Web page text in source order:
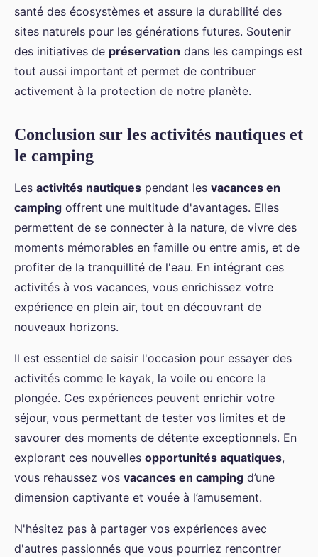
santé des écosystèmes et assure la durabilité des
sites naturels pour les générations futures. Soutenir
des initiatives de préservation dans les campings est
tout aussi important et permet de contribuer
activement à la protection de notre planète.
Conclusion sur les activités nautiques et
le camping
Les activités nautiques pendant les vacances en
camping offrent une multitude d'avantages. Elles
permettent de se connecter à la nature, de vivre des
moments mémorables en famille ou entre amis, et de
profiter de la tranquillité de l'eau. En intégrant ces
activités à vos vacances, vous enrichissez votre
expérience en plein air, tout en découvrant de
nouveaux horizons.
Il est essentiel de saisir l'occasion pour essayer des
activités comme le kayak, la voile ou encore la
plongée. Ces expériences peuvent enrichir votre
séjour, vous permettant de tester vos limites et de
savourer des moments de détente exceptionnels. En
explorant ces nouvelles opportunités aquatiques,
vous rehaussez vos vacances en camping d’une
dimension captivante et vouée à l’amusement.
N'hésitez pas à partager vos expériences avec
d'autres passionnés que vous pourriez rencontrer